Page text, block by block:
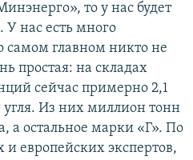
то у нас будет
У нас есть много
самом главном никто не
простая: на складах
сейчас примерно 2,1
Из них миллион тонн
а остальное марки «Г». По
европейских экспертов,